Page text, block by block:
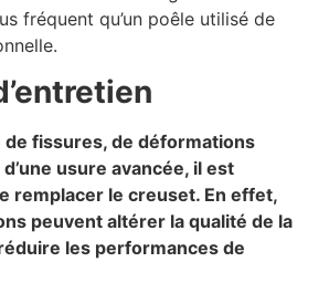
fréquent qu’un poêle utilisé de
de fissures, de déformations
usure avancée, il est
remplacer le creuset. En effet,
peuvent altérer la qualité de la
les performances de